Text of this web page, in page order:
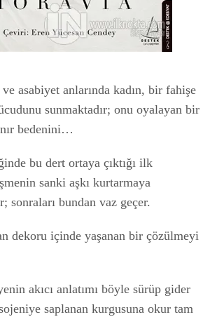
asabiyet anlarında kadın, bir fahişe
sunmaktadır; onu oyalayan bir
bedenini…
bu dert ortaya çıktığı ilk
sanki aşkı kurtarmaya
sonraları bundan vaz geçer.
dekoru içinde yaşanan bir çözülmeyi
akıcı anlatımı böyle sürüp gider
saplanan kurgusuna okur tam